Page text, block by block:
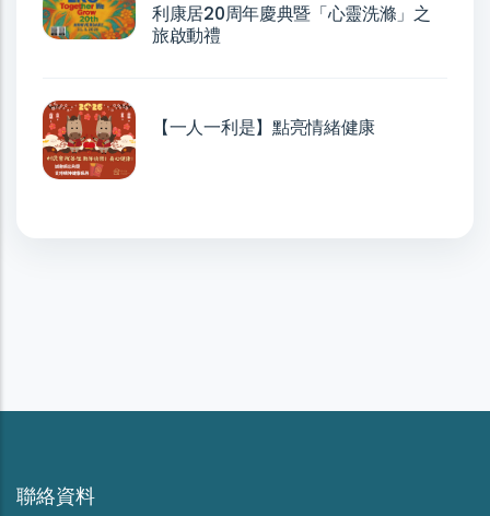
利康居20周年慶典暨「心靈洗滌」之
旅啟動禮
【一人一利是】點亮情緒健康
聯絡資料